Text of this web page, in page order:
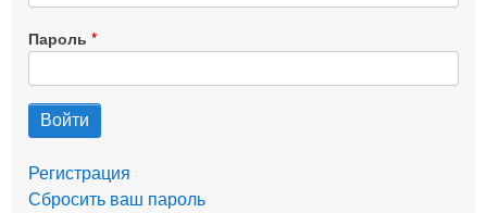
Пароль
Регистрация
Сбросить ваш пароль